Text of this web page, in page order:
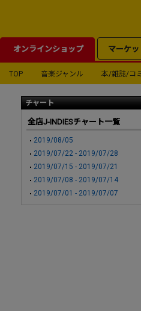
オンラインショップ マーケ
TOP 音楽ジャンル 本/雑誌/コ
チャート
全店J-INDIESチャート一覧
2019/08/05
2019/07/22 - 2019/07/28
2019/07/15 - 2019/07/21
2019/07/08 - 2019/07/14
2019/07/01 - 2019/07/07